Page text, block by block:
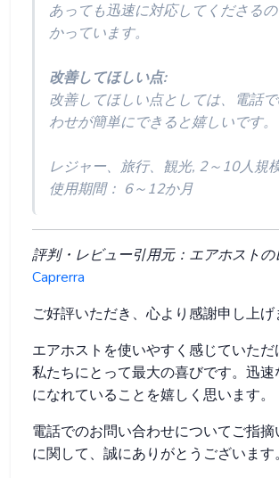
あっても迅速に対応してくださる
かっています。
改善してほしい点:
改善してほしい点としては、電話
わせが簡単にできると嬉しいです。
レジャー、旅行、観光, 2～10人規
使用期間： 6～12か月
評判・レビュー引用元：エアホストの
Caprerra
ご好評いただき、心より感謝申し上げ
エアホストを使いやすく感じていただ
私たちにとって最大の喜びです。迅速
になれていることを嬉しく思います。
電話でのお問い合わせについてご指
に関して、誠にありがとうございます。